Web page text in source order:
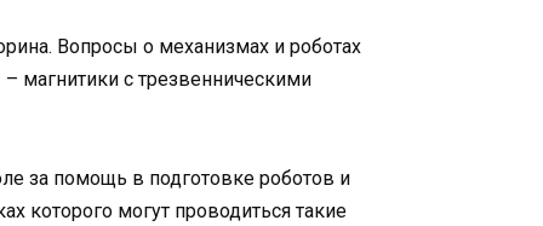
Вопросы о механизмах и роботах
магнитики с трезвенническими
за помощь в подготовке роботов и
которого могут проводиться такие